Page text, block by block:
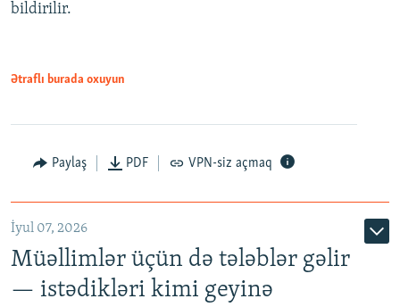
bildirilir.
Ətraflı burada oxuyun
Paylaş PDF VPN-siz açmaq
İyul 07, 2026
Müəllimlər üçün də tələblər gəlir
— istədikləri kimi geyinə